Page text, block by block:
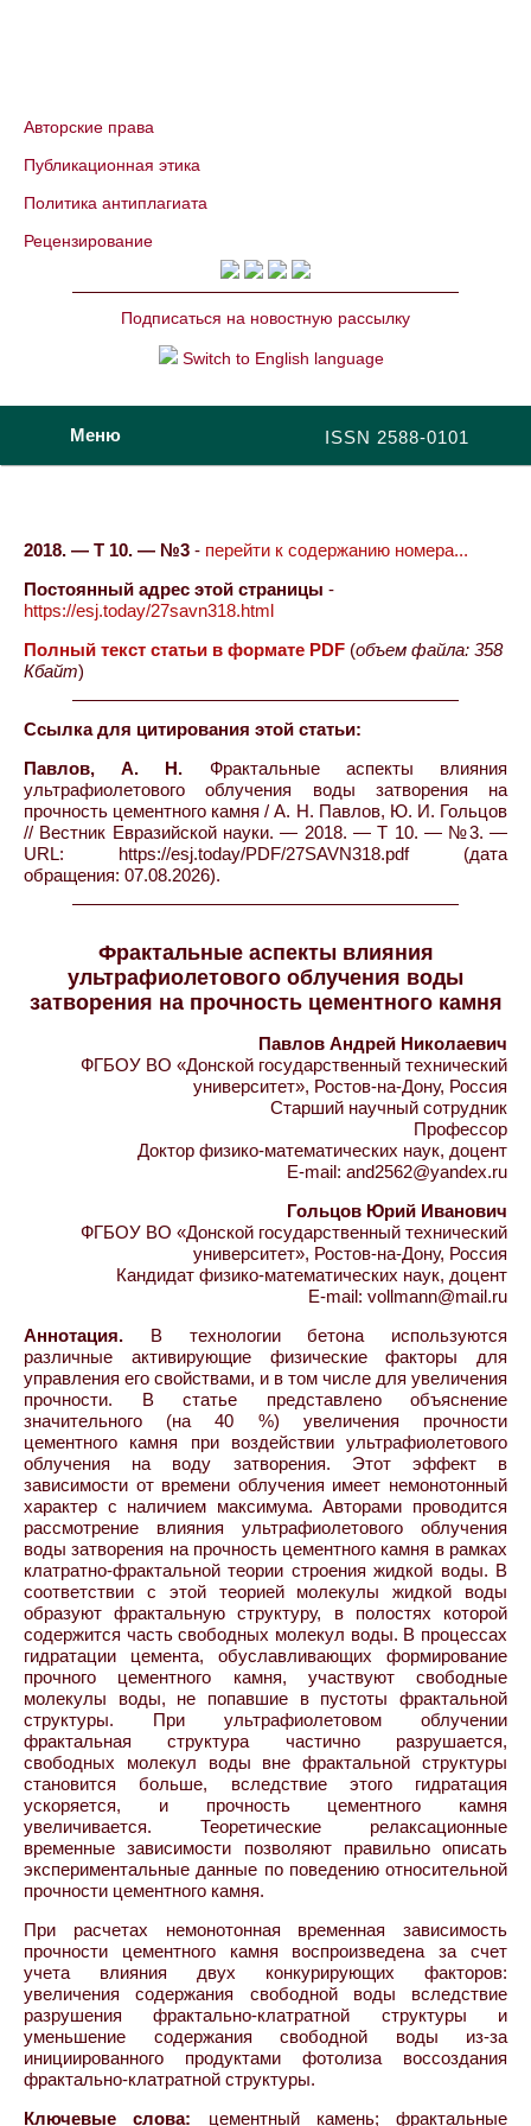
Авторские права
Публикационная этика
Политика антиплагиата
Рецензирование
Подписаться на новостную рассылку
Switch to English language
ISSN 2588-0101
Меню
2018. — Т 10. — №3 - перейти к содержанию номера...
Постоянный адрес этой страницы -
https://esj.today/27savn318.html
Полный текст статьи в формате PDF (объем файла: 358
Кбайт)
Ссылка для цитирования этой статьи:
Павлов, А. Н. Фрактальные аспекты влияния
ультрафиолетового облучения воды затворения на
прочность цементного камня / А. Н. Павлов, Ю. И. Гольцов
// Вестник Евразийской науки. — 2018. — Т 10. — №3. —
URL: https://esj.today/PDF/27SAVN318.pdf (дата
обращения: 07.08.2026).
Фрактальные аспекты влияния
ультрафиолетового облучения воды
затворения на прочность цементного камня
Павлов Андрей Николаевич
ФГБОУ ВО «Донской государственный технический
университет», Ростов-на-Дону, Россия
Старший научный сотрудник
Профессор
Доктор физико-математических наук, доцент
E-mail: and2562@yandex.ru
Гольцов Юрий Иванович
ФГБОУ ВО «Донской государственный технический
университет», Ростов-на-Дону, Россия
Кандидат физико-математических наук, доцент
E-mail: vollmann@mail.ru
Аннотация. В технологии бетона используются
различные активирующие физические факторы для
управления его свойствами, и в том числе для увеличения
прочности. В статье представлено объяснение
значительного (на 40 %) увеличения прочности
цементного камня при воздействии ультрафиолетового
облучения на воду затворения. Этот эффект в
зависимости от времени облучения имеет немонотонный
характер с наличием максимума. Авторами проводится
рассмотрение влияния ультрафиолетового облучения
воды затворения на прочность цементного камня в рамках
клатратно-фрактальной теории строения жидкой воды. В
соответствии с этой теорией молекулы жидкой воды
образуют фрактальную структуру, в полостях которой
содержится часть свободных молекул воды. В процессах
гидратации цемента, обуславливающих формирование
прочного цементного камня, участвуют свободные
молекулы воды, не попавшие в пустоты фрактальной
структуры. При ультрафиолетовом облучении
фрактальная структура частично разрушается,
свободных молекул воды вне фрактальной структуры
становится больше, вследствие этого гидратация
ускоряется, и прочность цементного камня
увеличивается. Теоретические релаксационные
временные зависимости позволяют правильно описать
экспериментальные данные по поведению относительной
прочности цементного камня.
При расчетах немонотонная временная зависимость
прочности цементного камня воспроизведена за счет
учета влияния двух конкурирующих факторов:
увеличения содержания свободной воды вследствие
разрушения фрактально-клатратной структуры и
уменьшение содержания свободной воды из-за
инициированного продуктами фотолиза воссоздания
фрактально-клатратной структуры.
Ключевые слова: цементный камень; фрактальные